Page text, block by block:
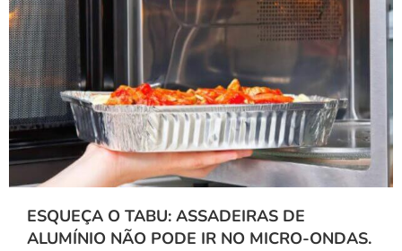
ESQUEÇA O TABU: ASSADEIRAS DE
ALUMÍNIO NÃO PODE IR NO MICRO-ONDAS.